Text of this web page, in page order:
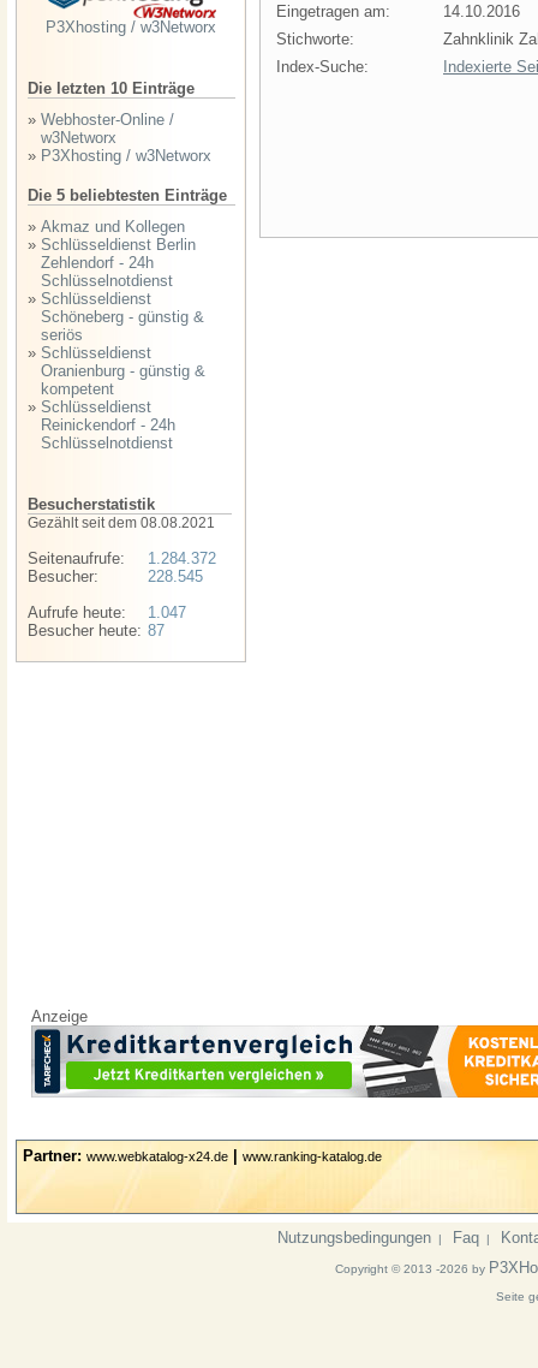
P3Xhosting / w3Networx
Die letzten 10 Einträge
» Webhoster-Online /
w3Networx
» P3Xhosting / w3Networx
Die 5 beliebtesten Einträge
» Akmaz und Kollegen
» Schlüsseldienst Berlin
Zehlendorf - 24h
Schlüsselnotdienst
» Schlüsseldienst
Schöneberg - günstig &
seriös
» Schlüsseldienst
Oranienburg - günstig &
kompetent
» Schlüsseldienst
Reinickendorf - 24h
Schlüsselnotdienst
Besucherstatistik
Gezählt seit dem 08.08.2021
Seitenaufrufe:
Besucher:
Aufrufe heute:
Besucher heute:
1.284.372
228.545
1.047
87
Eingetragen am:
14.10.2016
Stichworte:
Zahnklinik
Index-Suche:
Indexierte
Anzeige
Partner: www.webkatalog-x24.de www.ranking-katalog.de
Nutzungsbedingungen | Faq |
Copyright © 2013 -2026 by
Seite